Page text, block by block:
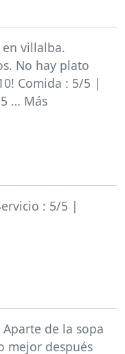
villalba.
No hay plato
Comida : 5/5 |
… Más
: 5/5 |
de la sopa
mejor después